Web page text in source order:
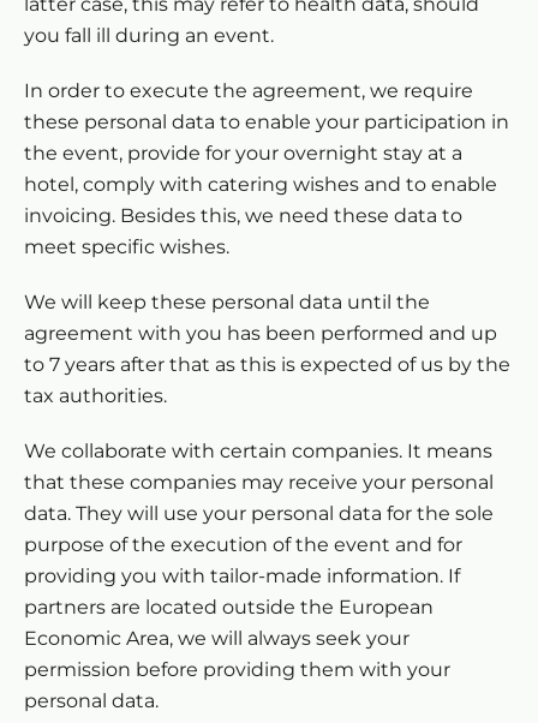
you fall ill during an event.
In order to execute the agreement, we require
these personal data to enable your participation in
the event, provide for your overnight stay at a
hotel, comply with catering wishes and to enable
invoicing. Besides this, we need these data to
meet specific wishes.
We will keep these personal data until the
agreement with you has been performed and up
to 7 years after that as this is expected of us by the
tax authorities.
We collaborate with certain companies. It means
that these companies may receive your personal
data. They will use your personal data for the sole
purpose of the execution of the event and for
providing you with tailor-made information. If
partners are located outside the European
Economic Area, we will always seek your
permission before providing them with your
personal data.